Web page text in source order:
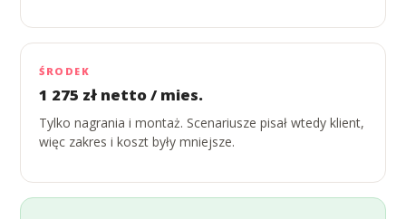
ŚRODEK
1 275 zł netto / mies.
Tylko nagrania i montaż. Scenariusze pisał wtedy klient,
więc zakres i koszt były mniejsze.